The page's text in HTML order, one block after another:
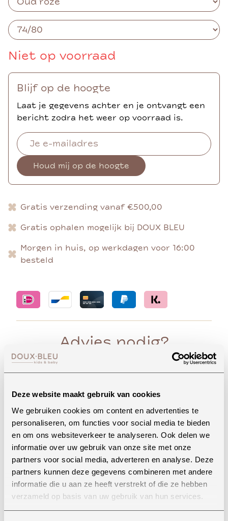
Deze website maakt gebruik van cookies
We gebruiken cookies om content en advertenties te
personaliseren, om functies voor social media te bieden
en om ons websiteverkeer te analyseren. Ook delen we
informatie over uw gebruik van onze site met onze
partners voor social media, adverteren en analyse. Deze
partners kunnen deze gegevens combineren met andere
informatie die u aan ze heeft verstrekt of die ze hebben
verzameld op basis van uw gebruik van hun services.
Niet op voorraad
Blijf op de hoogte
Laat je gegevens achter en je ontvangt een
bericht zodra het weer op voorraad is.
Houd mij op de hoogte
Gratis verzending vanaf €500,00
Gratis ophalen mogelijk bij DOUX BLEU
Morgen in huis, op werkdagen voor 16:00
besteld
Advies nodig?
Whatsapp
Onze winkel in Uden
Bekijk openingstijden